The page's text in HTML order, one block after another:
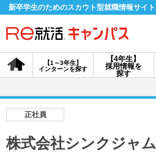
新卒学生のためのスカウト型就職情報サイト
【4年生】
採用情報を
探す
【1～3年生】
インターンを探す
会員登録
正社員
株式会社シンクジャム